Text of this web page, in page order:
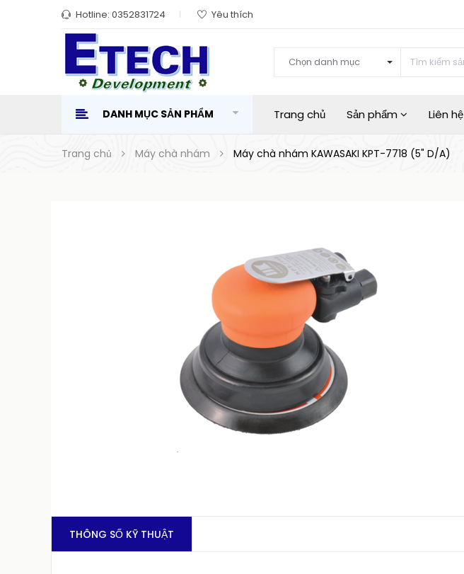
Hotline: 0352831724 Yêu thích
Chọn danh mục
DANH MỤC SẢN PHẨM Trang chủ Sản phẩm Liên hệ
Trang chủ Máy chà nhám Máy chà nhám KAWASAKI KPT-7718 (5" D/A)
THÔNG SỐ KỸ THUẬT